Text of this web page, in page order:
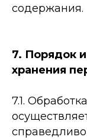
содержания.
7. Порядок
хранения
7.1.